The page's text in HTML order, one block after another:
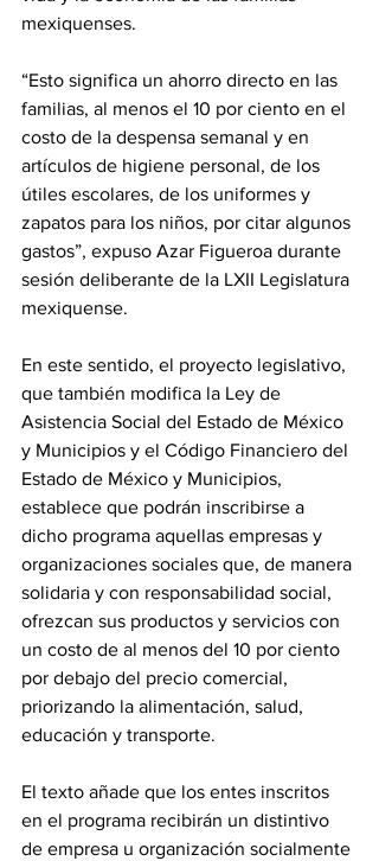
mexiquenses.
“Esto significa un ahorro directo en las
familias, al menos el 10 por ciento en el
costo de la despensa semanal y en
artículos de higiene personal, de los
útiles escolares, de los uniformes y
zapatos para los niños, por citar algunos
gastos”, expuso Azar Figueroa durante
sesión deliberante de la LXII Legislatura
mexiquense.
En este sentido, el proyecto legislativo,
que también modifica la Ley de
Asistencia Social del Estado de México
y Municipios y el Código Financiero del
Estado de México y Municipios,
establece que podrán inscribirse a
dicho programa aquellas empresas y
organizaciones sociales que, de manera
solidaria y con responsabilidad social,
ofrezcan sus productos y servicios con
un costo de al menos del 10 por ciento
por debajo del precio comercial,
priorizando la alimentación, salud,
educación y transporte.
El texto añade que los entes inscritos
en el programa recibirán un distintivo
de empresa u organización socialmente